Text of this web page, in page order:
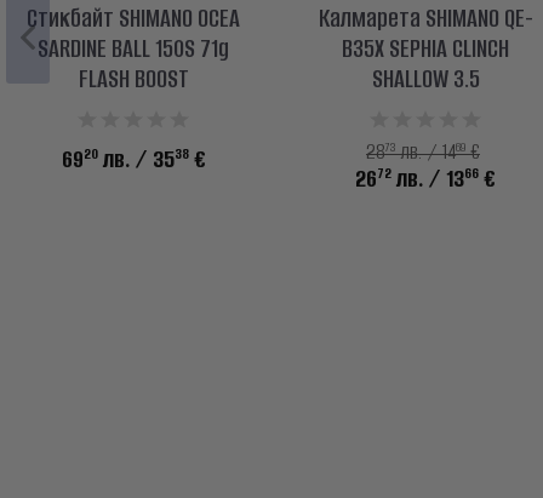
Стикбайт SHIMANO OCEA
SARDINE BALL 150S 71g
FLASH BOOST
6920лв./ 3538€
Калмарета SHIMANO QE-
B35X SEPHIA CLINCH
SHALLOW 3.5
2873лв. / 1469€
2672 лв./ 1366 €